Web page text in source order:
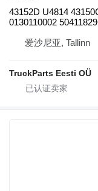
43152D U4814
0130110002
爱沙尼亚, Tallinn
TruckParts Eesti OÜ